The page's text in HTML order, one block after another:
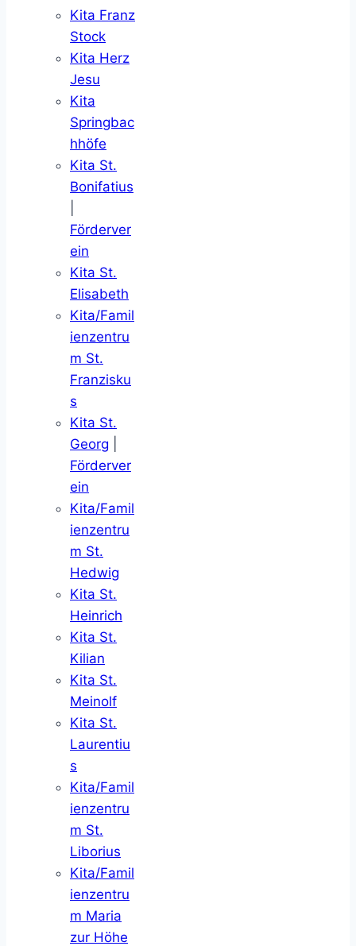
Kita Franz
Stock
Kita Herz
Jesu
Kita
Springbac
hhöfe
Kita St.
Bonifatius
Förderver
ein
Kita St.
Elisabeth
Kita/Famil
ienzentru
m St.
Franzisku
s
Kita St.
Georg
Förderver
ein
Kita/Famil
ienzentru
m St.
Hedwig
Kita St.
Heinrich
Kita St.
Kilian
Kita St.
Meinolf
Kita St.
Laurentiu
s
Kita/Famil
ienzentru
m St.
Liborius
Kita/Famil
ienzentru
m Maria
zur Höhe